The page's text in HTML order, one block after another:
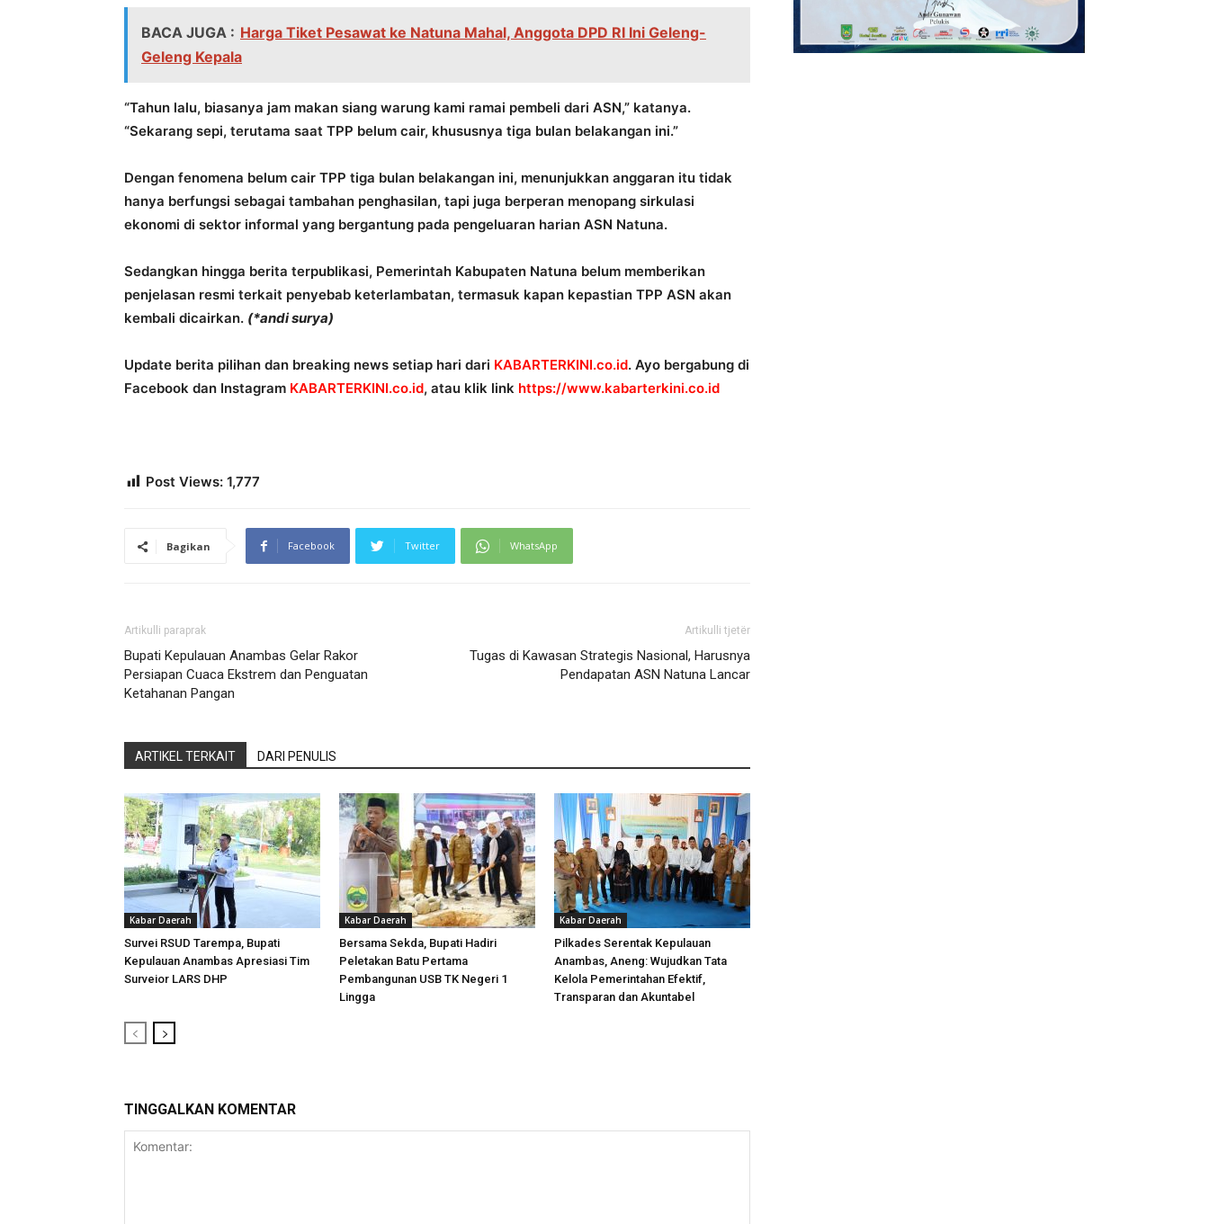
BACA JUGA : Harga Tiket Pesawat ke Natuna Mahal, Anggota DPD RI Ini Geleng-
Geleng Kepala
“Tahun lalu, biasanya jam makan siang warung kami ramai pembeli dari ASN,” katanya.
“Sekarang sepi, terutama saat TPP belum cair, khususnya tiga bulan belakangan ini.”
Dengan fenomena belum cair TPP tiga bulan belakangan ini, menunjukkan anggaran itu tidak
hanya berfungsi sebagai tambahan penghasilan, tapi juga berperan menopang sirkulasi
ekonomi di sektor informal yang bergantung pada pengeluaran harian ASN Natuna.
Sedangkan hingga berita terpublikasi, Pemerintah Kabupaten Natuna belum memberikan
penjelasan resmi terkait penyebab keterlambatan, termasuk kapan kepastian TPP ASN akan
kembali dicairkan. (*andi surya)
Update berita pilihan dan breaking news setiap hari dari KABARTERKINI.co.id. Ayo bergabung di
Facebook dan Instagram KABARTERKINI.co.id, atau klik link https://www.kabarterkini.co.id
Post Views: 1,777
Bagikan Facebook Twitter WhatsApp
Artikulli paraprak
Bupati Kepulauan Anambas Gelar Rakor
Persiapan Cuaca Ekstrem dan Penguatan
Ketahanan Pangan
Artikulli tjetër
Tugas di Kawasan Strategis Nasional, Harusnya
Pendapatan ASN Natuna Lancar
ARTIKEL TERKAIT DARI PENULIS
Kabar Daerah
Survei RSUD Tarempa, Bupati
Kepulauan Anambas Apresiasi Tim
Surveior LARS DHP
Kabar Daerah
Bersama Sekda, Bupati Hadiri
Peletakan Batu Pertama
Pembangunan USB TK Negeri 1
Lingga
Kabar Daerah
Pilkades Serentak Kepulauan
Anambas, Aneng: Wujudkan Tata
Kelola Pemerintahan Efektif,
Transparan dan Akuntabel
TINGGALKAN KOMENTAR